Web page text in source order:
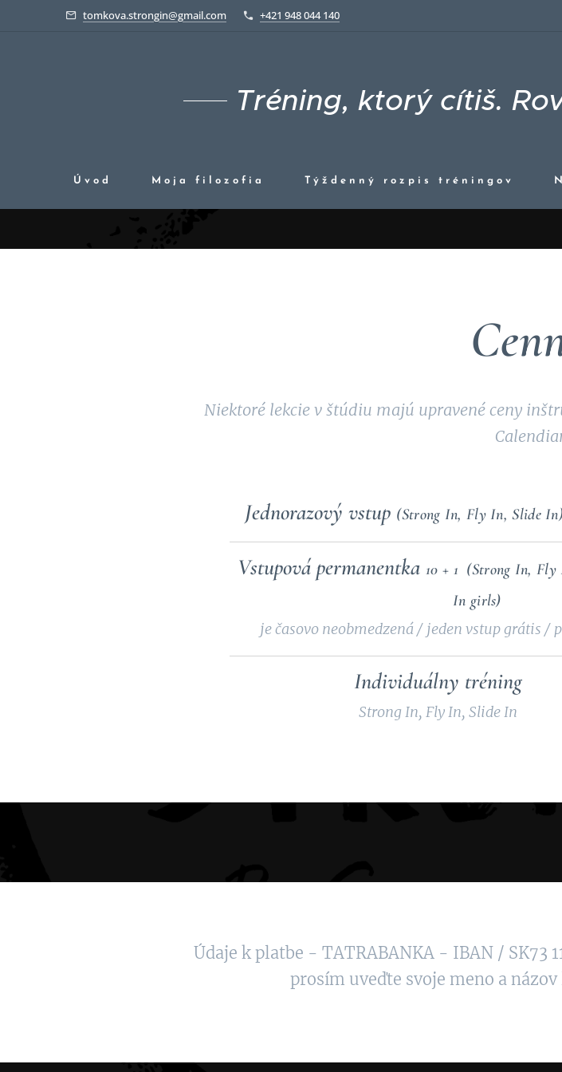
tomkova.strongin@gmail.com +421 948 044 140
Tréning, ktorý cítiš.
Úvod Moja filozofia Týždenný rozpis tréningov
Niektoré lekcie v štúdiu majú upravené ceny
Jednorazový vstup (Strong In, Fly In, Slide
Vstupová permanentka10 + 1 (Strong In,
In girls)
je časovo neobmedzená / jeden vstup grátis /
Individuálny tréning
Strong In, Fly In, Slide In
Údaje k platbe - TATRABANKA - IBAN / SK73
prosím uveďte svoje meno a